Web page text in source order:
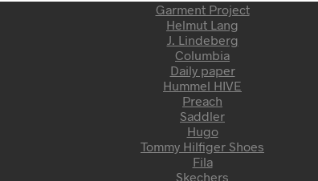
Garment Project
Helmut Lang
J. Lindeberg
Columbia
Daily paper
Hummel HIVE
Preach
Saddler
Hugo
Tommy Hilfiger Shoes
Fila
Skechers